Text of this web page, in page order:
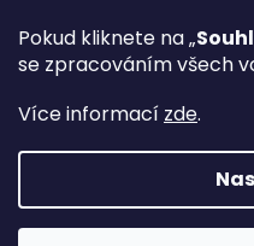
Pokud kliknete na „
se zpracováním všech
Více informací zde.